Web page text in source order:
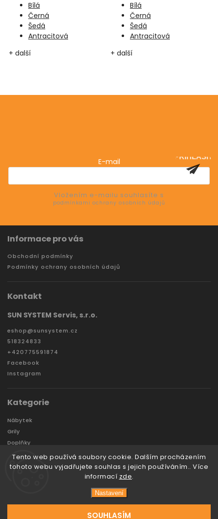
Tento web používá soubory cookie. Dalším procházením
tohoto webu vyjadřujete souhlas s jejich používáním.. Více
informací zde.
Nastavení
SOUHLASÍM
Bílá
Černá
Šedá
Antracitová
+ další
Bílá
Černá
Šedá
Antracitová
+ další
E-mail
Vložením e-mailu souhlasíte s
podmínkami ochrany osobních údajů
PŘIHLÁSIT
Informace pro vás
Obchodní podmínky
Podmínky ochrany osobních údajů
Kontakt
SUN SYSTEM Servis, s.r.o.
eshop@sunsystem.cz
518324833
+420775591874
Facebook
Instagram
Kategorie
Nábytek
Grily
Doplňky
Zahradní domky a boxy
Značky
Vytvořil Shoptet
Sunsystem. Všechna práva vyhrazena.
VytvořilTomáš Hlad&techka s.r.o.